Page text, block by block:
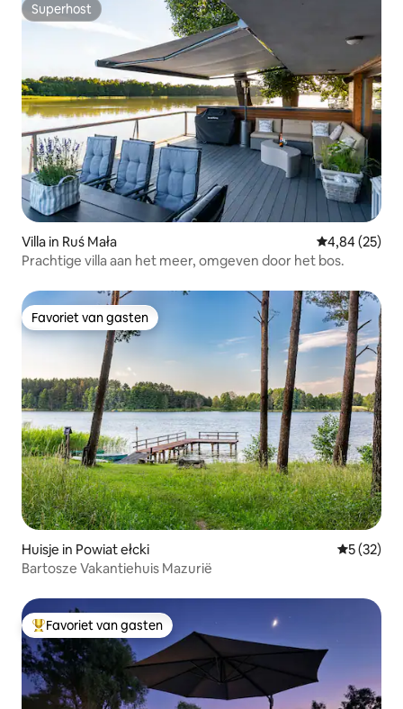
Superhost
Superhost
Villa in Ruś Mała Gemiddelde
4,84 (25)
Prachtige villa aan het meer, omgeven door het bos.
Favoriet van gasten
Favoriet van gasten
Huisje in Powiat ełcki
5 (32)
Bartosze Vakantiehuis Mazurië
Topfavoriet van gasten
Favoriet van gasten